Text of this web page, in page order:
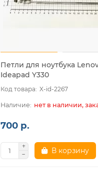
Петли для ноутбука
Ideapad Y330
X-id-2267
нет в наличии,
700 р.
В корзину